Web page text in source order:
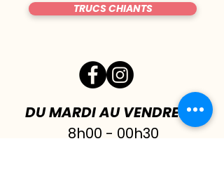
TRUCS CHIANTS
DU MARDI AU VENDREDI|
8h00 - 00h30